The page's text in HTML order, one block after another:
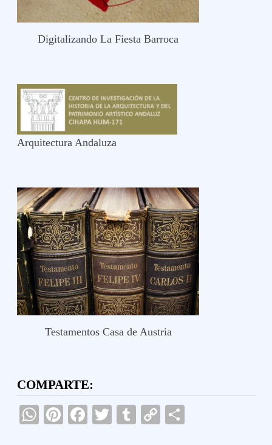
Digitalizando La Fiesta Barroca
Arquitectura Andaluza
Testamentos Casa de Austria
COMPARTE:
WhatsApp
Pinterest
Facebook
TwitterTumblr
Copy